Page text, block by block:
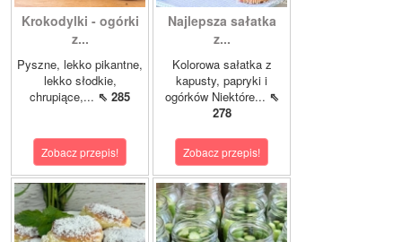
Krokodylki - ogórki
z...
Pyszne, lekko pikantne,
lekko słodkie,
chrupiące,... ⇖ 285
Zobacz przepis!
Najlepsza sałatka
z...
Kolorowa sałatka z
kapusty, papryki i
ogórków Niektóre... ⇖
278
Zobacz przepis!